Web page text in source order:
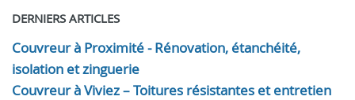
DERNIERS ARTICLES
Couvreur à Proximité - Rénovation, étanchéité,
isolation et zinguerie
Couvreur à Viviez – Toitures résistantes et entretien